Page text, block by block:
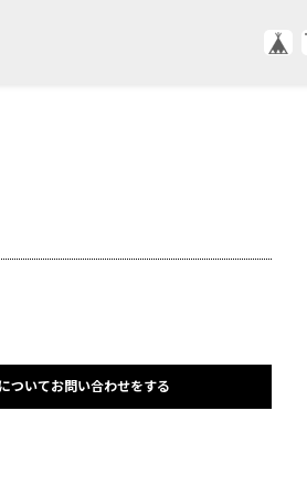
ついてお問い合わせをする